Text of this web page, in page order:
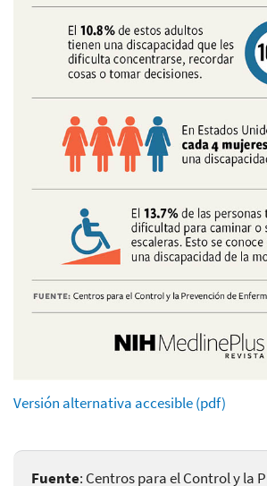
Versión alternativa accesible (pdf)
Fuente: Centros para el Control y la